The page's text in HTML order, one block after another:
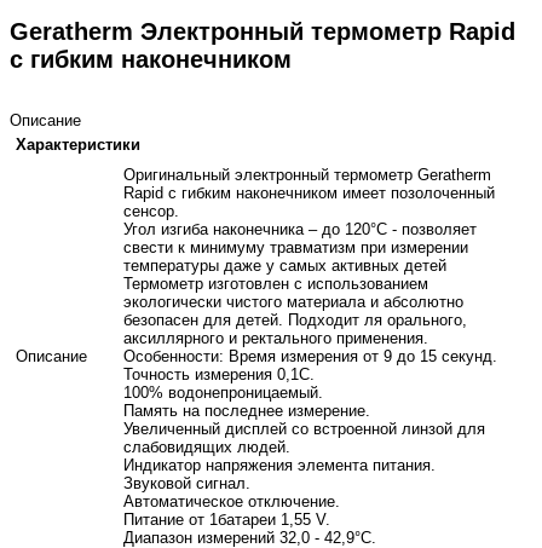
Geratherm Электронный термометр Rapid
с гибким наконечником
Описание
Характеристики
Описание
Оригинальный электронный термометр Geratherm
Rapid с гибким наконечником имеет позолоченный
сенсор.
Угол изгиба наконечника – до 120°С - позволяет
свести к минимуму травматизм при измерении
температуры даже у самых активных детей
Термометр изготовлен с использованием
экологически чистого материала и абсолютно
безопасен для детей. Подходит ля орального,
аксиллярного и ректального применения.
Особенности: Время измерения от 9 до 15 секунд.
Точность измерения 0,1С.
100% водонепроницаемый.
Память на последнее измерение.
Увеличенный дисплей со встроенной линзой для
слабовидящих людей.
Индикатор напряжения элемента питания.
Звуковой сигнал.
Автоматическое отключение.
Питание от 1батареи 1,55 V.
Диапазон измерений 32,0 - 42,9°С.